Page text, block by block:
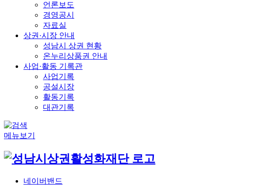
언론보도
경영공시
자료실
상권·시장 안내
성남시 상권 현황
온누리상품권 안내
사업·활동 기록관
사업기록
공설시장
활동기록
대관기록
메뉴보기
네이버밴드